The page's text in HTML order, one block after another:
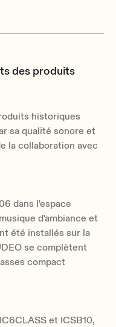
des produits
historiques
sa qualité sonore et
la collaboration avec
dans l'espace
d'ambiance et
été installés sur la
se complètent
compact
et ICSB10,